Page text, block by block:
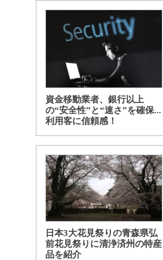
資金移動業者、銀行以上
の“安全性”と“速さ”を確保...
利用客に信頼感！
日本3大花見祭りの青森県弘
前花見祭りに清浄済州の特産
品を紹介